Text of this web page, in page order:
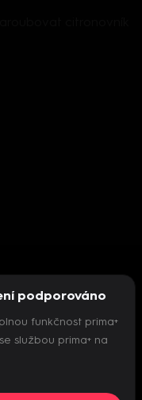
přehrávač
podporováno
funkčnost prima+
službou prima+ na